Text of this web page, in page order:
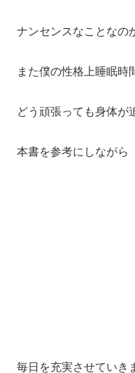
ナンセンスなことなの
また僕の性格上睡眠時
どう頑張っても身体が
本書を参考にしながら
毎日を充実させていき